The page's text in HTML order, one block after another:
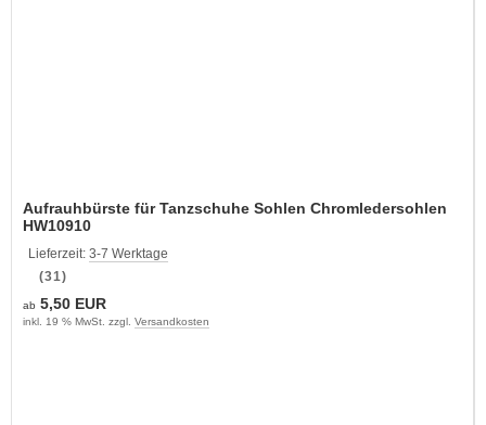
Aufrauhbürste für Tanzschuhe Sohlen Chromledersohlen
HW10910
Lieferzeit: 3-7 Werktage
(31)
ab 5,50 EUR
inkl. 19 % MwSt. zzgl. Versandkosten